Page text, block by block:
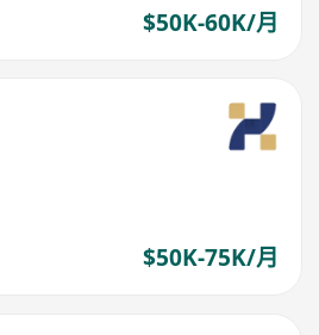
$50K-60K/月
$50K-75K/月